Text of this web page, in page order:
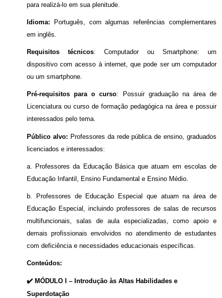
para realizá-lo em sua plenitude.
Idioma: Português, com algumas referências complementares
em inglês.
Requisitos técnicos: Computador ou Smartphone: um
dispositivo com acesso à internet, que pode ser um computador
ou um smartphone.
Pré-requisitos para o curso: Possuir graduação na área de
Licenciatura ou curso de formação pedagógica na área e possuir
interessados pelo tema.
Público alvo: Professores da rede pública de ensino, graduados
licenciados e interessados:
a. Professores da Educação Básica que atuam em escolas de
Educação Infantil, Ensino Fundamental e Ensino Médio.
b. Professores de Educação Especial que atuam na área de
Educação Especial, incluindo professores de salas de recursos
multifuncionais, salas de aula especializadas, como apoio e
demais profissionais envolvidos no atendimento de estudantes
com deficiência e necessidades educacionais específicas.
Conteúdos:
✔️ MÓDULO I – Introdução às Altas Habilidades e
Superdotação